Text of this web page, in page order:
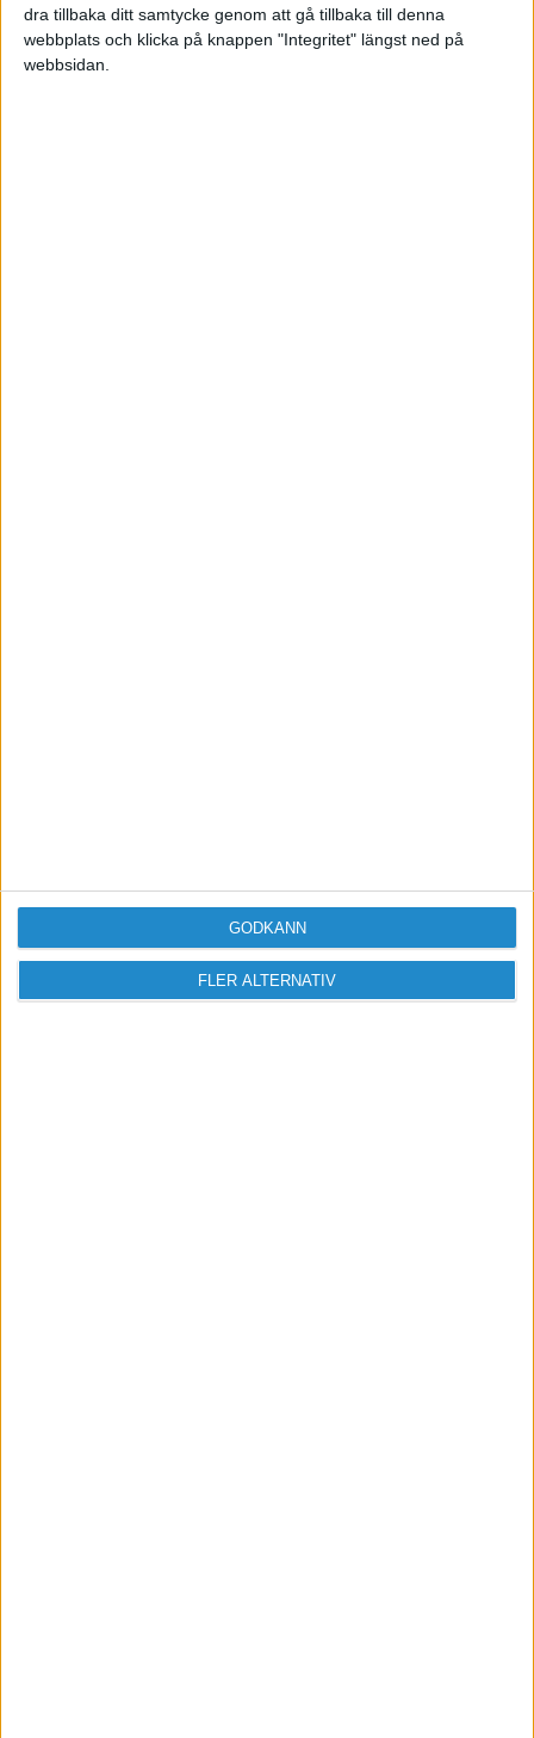
dra tillbaka ditt samtycke genom att gå tillbaka till denna
webbplats och klicka på knappen "Integritet" längst ned på
webbsidan.
FLER ALTERNATIV
GODKÄNN
igen... 🙂